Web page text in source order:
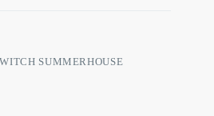
SUMMERHOUSE